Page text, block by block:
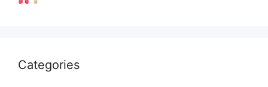
Categories